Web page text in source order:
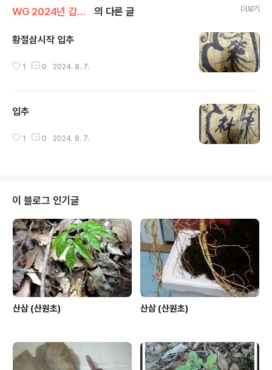
WG 2024년 갑진년 기록 의 다른 글 더보기
황절삼시작 입추
1 0 2024. 8. 7.
입추
1 0 2024. 8. 7.
이 블로그 인기글
산삼 (산원초) 산삼 (산원초)